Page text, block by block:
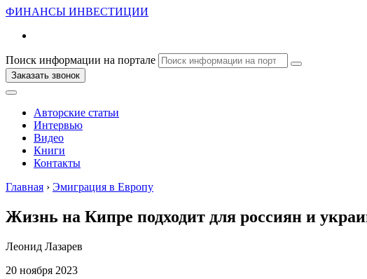
ФИНАНСЫ ИНВЕСТИЦИИ
Поиск информации на портале
Заказать звонок
Авторские статьи
Интервью
Видео
Книги
Контакты
Главная › Эмиграция в Европу
Жизнь на Кипре подходит для россиян и
Леонид Лазарев
20 ноября 2023